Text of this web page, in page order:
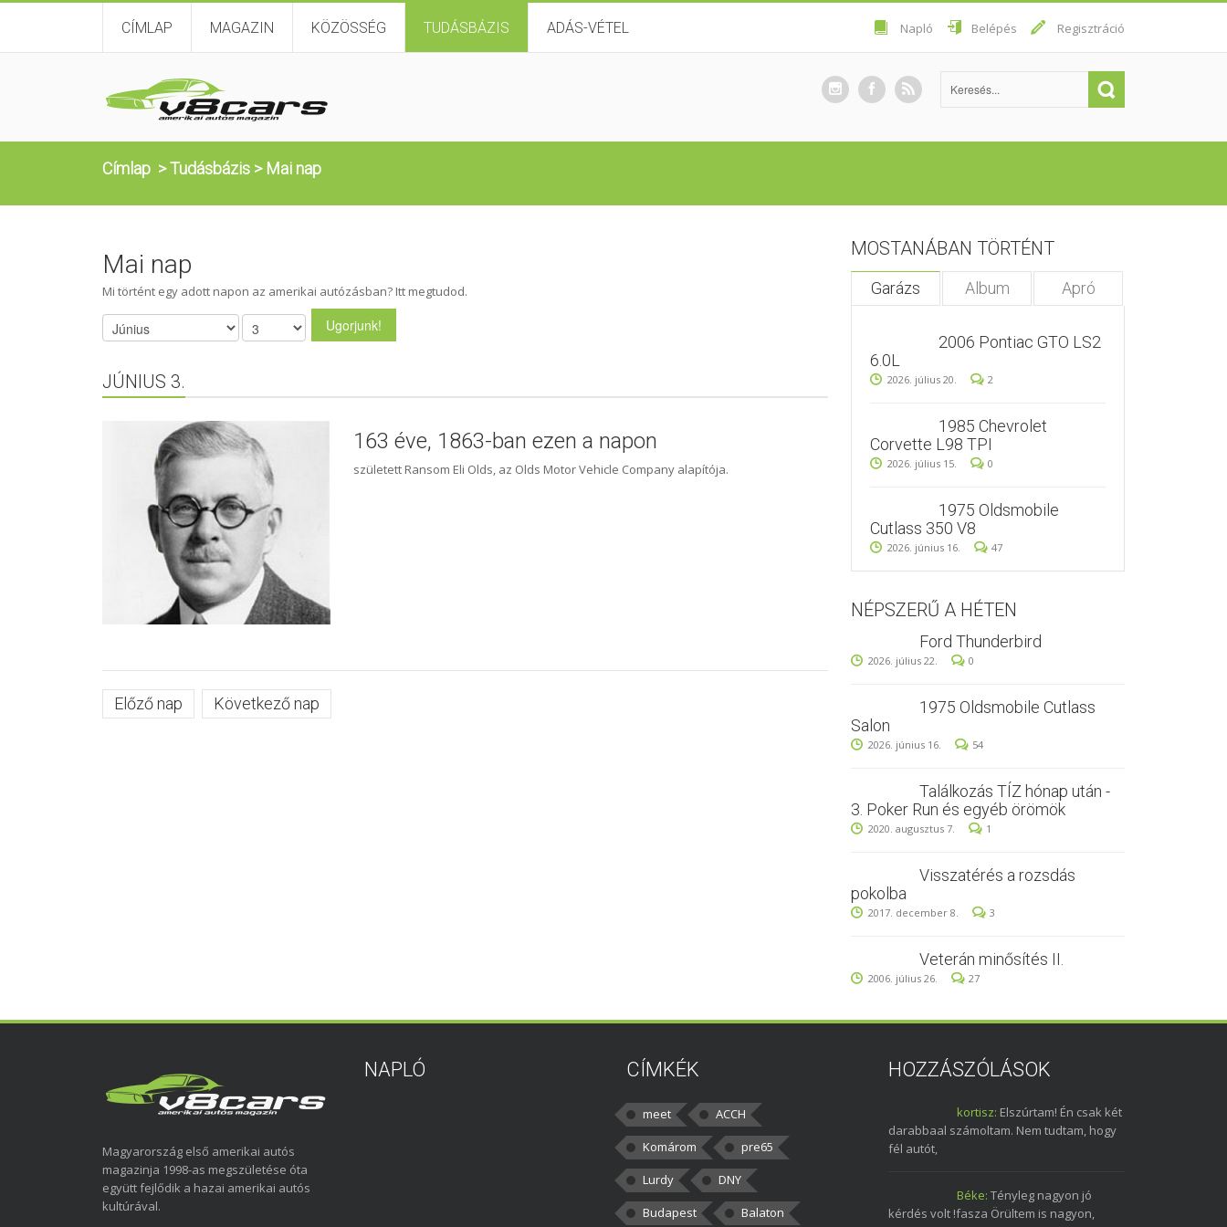
CÍMLAP MAGAZIN KÖZÖSSÉG TUDÁSBÁZIS ADÁS-VÉTEL Napló Belépés Regisztráció
Címlap >Tudásbázis > Mai nap
Mai nap
Mi történt egy adott napon az amerikai autózásban? Itt megtudod.
JÚNIUS 3.
163 éve, 1863-ban ezen a napon
született Ransom Eli Olds, az Olds Motor Vehicle Company alapítója.
Előző nap Következő nap
MOSTANÁBAN TÖRTÉNT
Garázs Album Apró
2006 Pontiac GTO LS2
6.0L
2026. július 20. 2
1985 Chevrolet
Corvette L98 TPI
2026. július 15. 0
1975 Oldsmobile
Cutlass 350 V8
2026. június 16. 47
NÉPSZERŰ A HÉTEN
Ford Thunderbird
2026. július 22. 0
1975 Oldsmobile Cutlass
Salon
2026. június 16. 54
Találkozás TÍZ hónap után -
3. Poker Run és egyéb örömök
2020. augusztus 7. 1
Visszatérés a rozsdás
pokolba
2017. december 8. 3
Veterán minősítés II.
2006. július 26. 27
Magyarország első amerikai autós
magazinja 1998-as megszületése óta
együtt fejlődik a hazai amerikai autós
kultúrával.
NAPLÓ CÍMKÉK
meet
ACCH
Komárom
pre65
Lurdy
DNY
Budapest
Balaton
HOZZÁSZÓLÁSOK
kortisz: Elszúrtam! Én csak két
darabbaal számoltam. Nem tudtam, hogy
fél autót,
Béke: Tényleg nagyon jó
kérdés volt !fasza Örültem is nagyon,